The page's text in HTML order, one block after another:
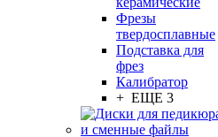
Фрезы
твердосплавные
Подставка для
фрез
Калибратор
+ ЕЩЕ 3